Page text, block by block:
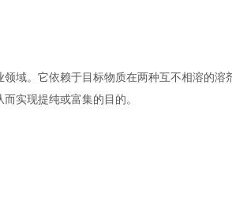
域。它依赖于目标物质在两种互不相溶的溶
实现提纯或富集的目的。